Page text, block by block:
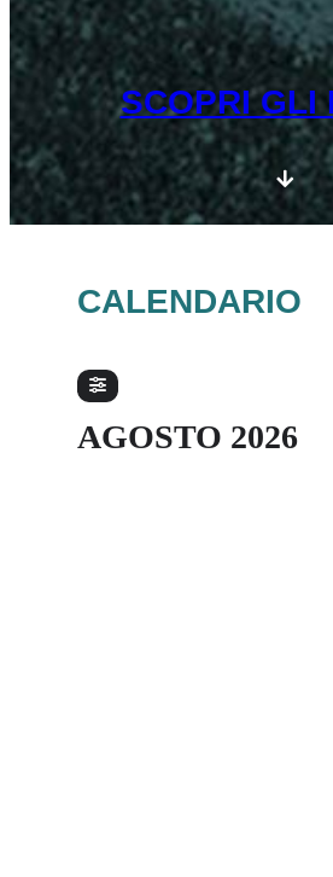
SCOPRI GLI
CALENDARIO
AGOSTO 2026